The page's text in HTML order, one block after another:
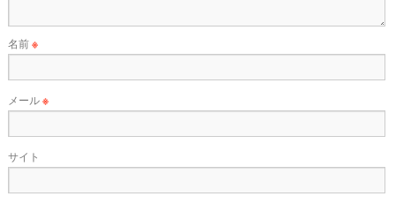
名前※
メール※
サイト